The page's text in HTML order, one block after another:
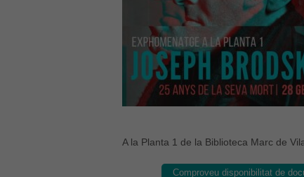
A la Planta 1 de la Biblioteca Marc de
Comproveu disponibilitat de